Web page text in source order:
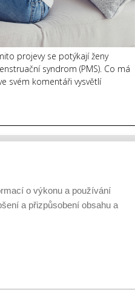
projevy se potýkají ženy
syndrom (PMS). Co má
svém komentáři vysvětlí
o výkonu a používání
a přizpůsobení obsahu a